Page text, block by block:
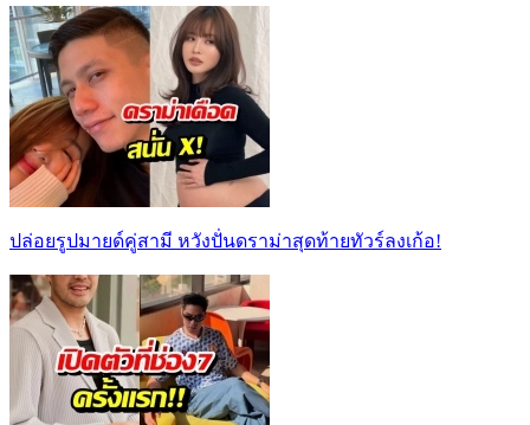
ปล่อยรูปมายด์คู่สามี หวังปั่นดราม่าสุดท้ายทัวร์ลงเก้อ!